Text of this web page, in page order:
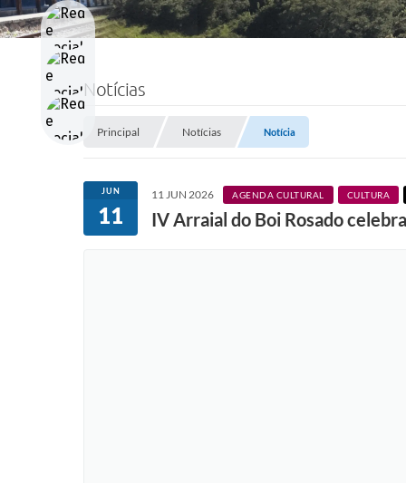
Notícias
Principal Notícias Notícia
JUN
11
11 JUN 2026 AGENDA CULTURAL CULTURA
IV Arraial do Boi Rosado